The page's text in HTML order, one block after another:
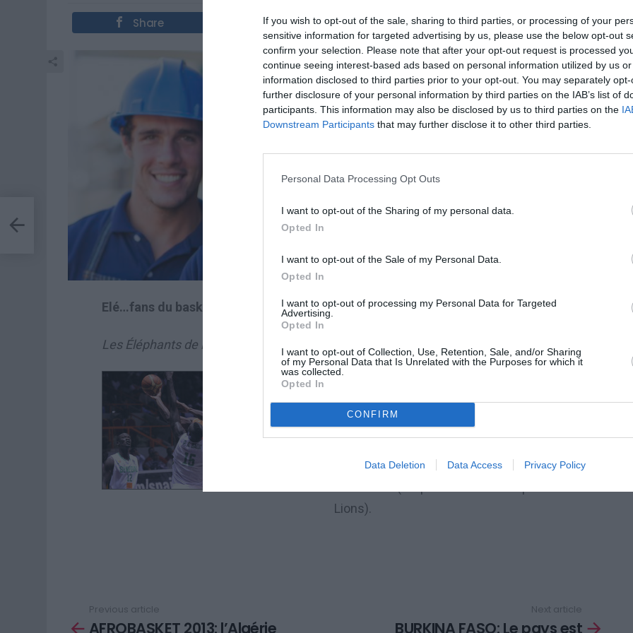
If you wish to opt-out of the sale, sharing to third parties, or processing of your
sensitive information for targeted advertising by us, please use the below opt-out
confirm your selection. Please note that after your opt-out request is processed
continue seeing interest-based ads based on personal information utilized by us
information disclosed to third parties prior to your opt-out. You may separately
further disclosure of your personal information by third parties on the IAB’s list of
participants. This information may also be disclosed by us to third parties on the
Downstream Participants that may further disclose it to other third parties.
Personal Data Processing Opt Outs
I want to opt-out of the Sharing of my personal data.
Opted In
I want to opt-out of the Sale of my Personal Data.
Opted In
I want to opt-out of processing my Personal Data for Targeted
Advertising.
Opted In
I want to opt-out of Collection, Use, Retention, Sale, and/or Sharing
of my Personal Data that Is Unrelated with the Purposes for which it
was collected.
Opted In
CONFIRM
Data Deletion Data Access Privacy Policy
Share Tweet Pin Share
Elé…fans du basket!
Les Éléphants de la Côte d’Ivoire ont dicté ce jeudi leur loi aux Lions de Sénégal
imposés 74-46 confirmant ainsi leur
placede leader du groupe A
et ses coéquipiers ont été dominateurs
Lions).
more
Previous article
AFROBASKET 2013: l’Algérie
Next article
BURKINA FASO: Le pays est